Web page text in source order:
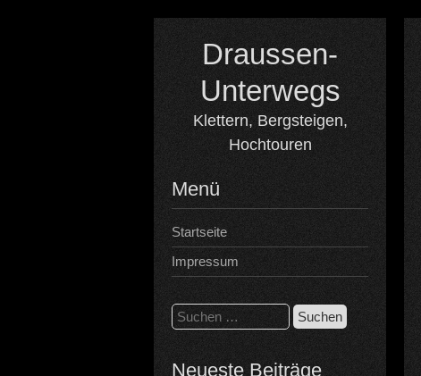
Draussen-
Unterwegs
Klettern, Bergsteigen,
Hochtouren
Menü
Startseite
Impressum
Suchen
nach:
Neueste Beiträge